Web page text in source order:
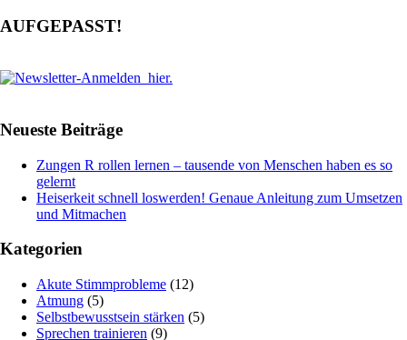
AUFGEPASST!
Neueste Beiträge
Zungen R rollen lernen – tausende von Menschen haben es so
gelernt
Heiserkeit schnell loswerden! Genaue Anleitung zum Umsetzen
und Mitmachen
Kategorien
Akute Stimmprobleme (12)
Atmung (5)
Selbstbewusstsein stärken (5)
Sprechen trainieren (9)